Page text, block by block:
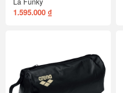
1.595.000 ₫